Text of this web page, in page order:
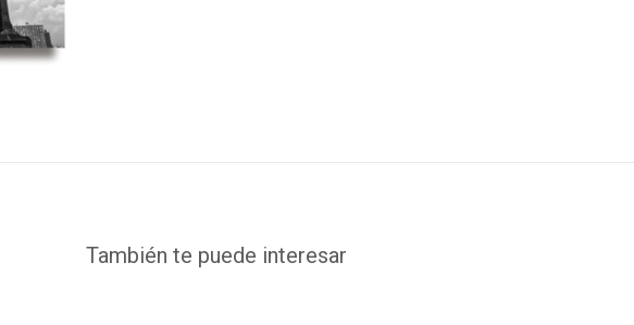
También te puede interesar